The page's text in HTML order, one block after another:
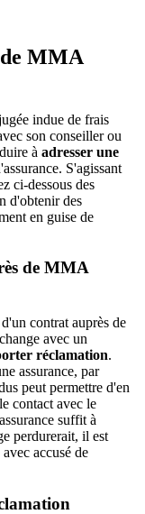
MMA
indue de frais
son conseiller ou
à adresser une
S'agissant
ci-dessous des
d'obtenir des
en guise de
de MMA
contrat auprès de
avec un
réclamation.
assurance, par
peut permettre d'en
contact avec le
suffit à
perdurerait, il est
accusé de